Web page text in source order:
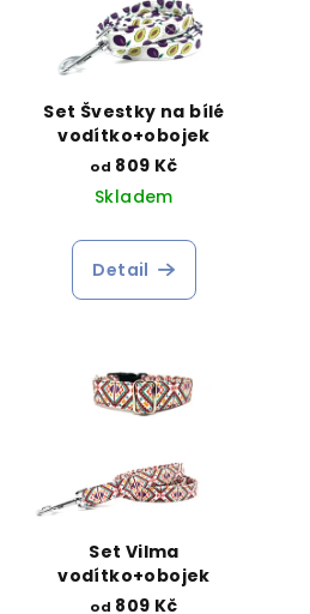
Set Švestky na bílé
vodítko+obojek
od 809 Kč
Skladem
Detail
Set Vilma
vodítko+obojek
od 809 Kč